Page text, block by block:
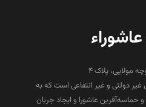
مولایی، پلاک 4
غیر دولتی و غیر انتفاعی است که به
عاشورا و ایجاد جریان